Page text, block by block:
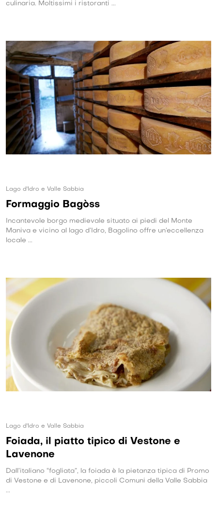
culinaria. Moltissimi i ristoranti ...
Lago d'Idro e Valle Sabbia
Formaggio Bagòss
Incantevole borgo medievale situato ai piedi del Monte
Maniva e vicino al lago d’Idro, Bagolino offre un’eccellenza
locale ...
Lago d'Idro e Valle Sabbia
Foiada, il piatto tipico di Vestone e
Lavenone
Dall’italiano “fogliata”, la foiada è la pietanza tipica di Promo
di Vestone e di Lavenone, piccoli Comuni della Valle Sabbia
...